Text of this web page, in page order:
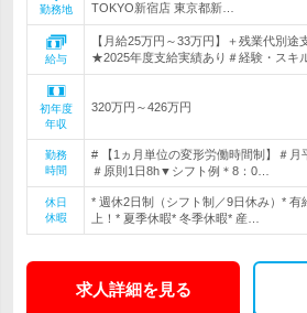
勤務地
TOKYO新宿店 東京都新…
給与
【月給25万円～33万円】＋残業代別
★2025年度支給実績あり＃経験・スキ
初年度
年収
320万円～426万円
勤務
時間
# 【1ヵ月単位の変形労働時間制】＃月
＃原則1日8h▼シフト例＊8：0…
休日
休暇
* 週休2日制（シフト制／9日休み）*
上！* 夏季休暇* 冬季休暇* 産…
求人詳細を見る